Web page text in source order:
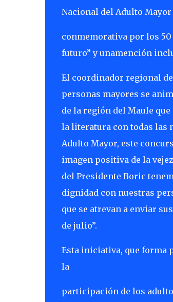
Nacional del Adulto Mayor
conmemorativa por los 50
futuro” y unamención
El coordinador regional de
personas mayores se
de la región del Maule
la literatura con todas las
Adulto Mayor, este
imagen positiva de la
del Presidente Boric
dignidad con nuestras
que se atrevan a enviar
de julio”.
Esta iniciativa, que forma
la
participación de los